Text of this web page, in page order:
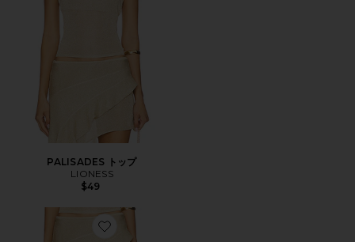
PALISADES トップ
LIONESS
$49
Favorite PALISADES スカート